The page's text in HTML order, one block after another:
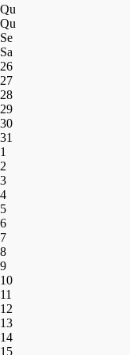
Qu
Qu
Se
Sa
26
27
28
29
30
31
1
2
3
4
5
6
7
8
9
10
11
12
13
14
15